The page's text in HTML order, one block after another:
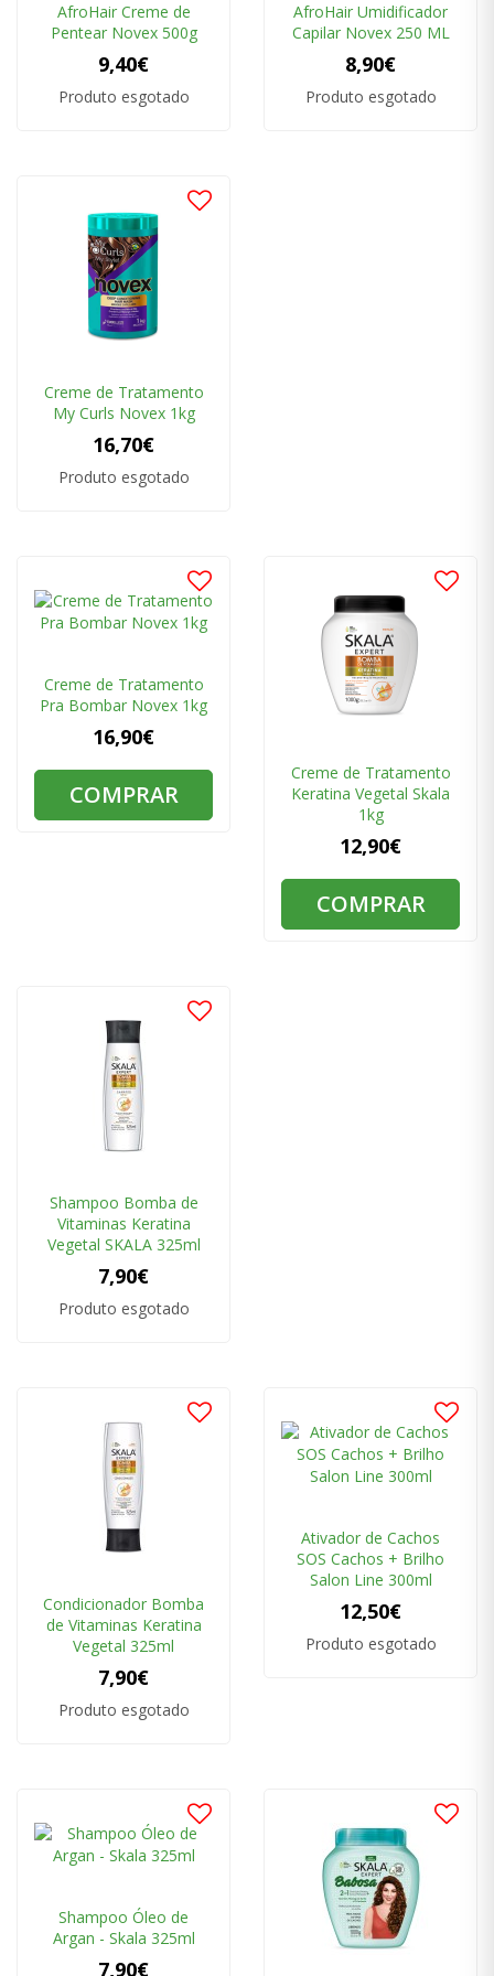
AfroHair Creme de
Pentear Novex 500g
9,40€
Produto esgotado
AfroHair Umidificador
Capilar Novex 250 ML
8,90€
Produto esgotado
Creme de Tratamento
My Curls Novex 1kg
16,70€
Produto esgotado
Creme de Tratamento
Pra Bombar Novex 1kg
16,90€
COMPRAR
Creme de Tratamento
Keratina Vegetal Skala
1kg
12,90€
COMPRAR
Shampoo Bomba de
Vitaminas Keratina
Vegetal SKALA 325ml
7,90€
Produto esgotado
Condicionador Bomba
de Vitaminas Keratina
Vegetal 325ml
7,90€
Produto esgotado
Ativador de Cachos
SOS Cachos + Brilho
Salon Line 300ml
12,50€
Produto esgotado
Shampoo Óleo de
Argan - Skala 325ml
7,90€